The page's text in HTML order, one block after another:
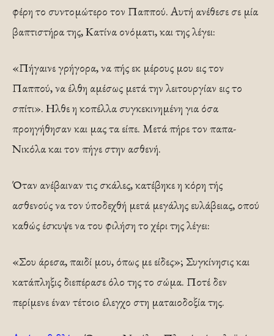
φέρη το συντομώτερο τον Παππού. Αυτή ανέθεσε σε μία
βαπτιστήρα της, Κατίνα ονόματι, και της λέγει:
«Πήγαινε γρήγορα, να πής εκ μέρους μου εις τον
Παππού, να έλθη αμέσως μετά την λειτουργίαν εις το
σπίτι». Ηλθε η κοπέλλα συγκεκινημένη για όσα
προηγήθησαν και μας τα είπε. Μετά πήρε τον παπα-
Νικόλα και τον πήγε στην ασθενή.
Όταν ανέ­βαιναν τις σκάλες, κατέβηκε η κόρη τής
ασθενούς να τον ύποδεχθή μετά μεγάλης ευλάβειας, οπού
καθώς έσκυψε να του φιλήση το χέρι της λέγει:
«Σου άρεσα, παιδί μου, όπως με είδες»; Συγκίνησις και
κατάπληξις διεπέρασε όλο της το σώμα. Ποτέ δεν
περίμενε έναν τέτοιο έλεγχο στη ματαιοδοξία της.